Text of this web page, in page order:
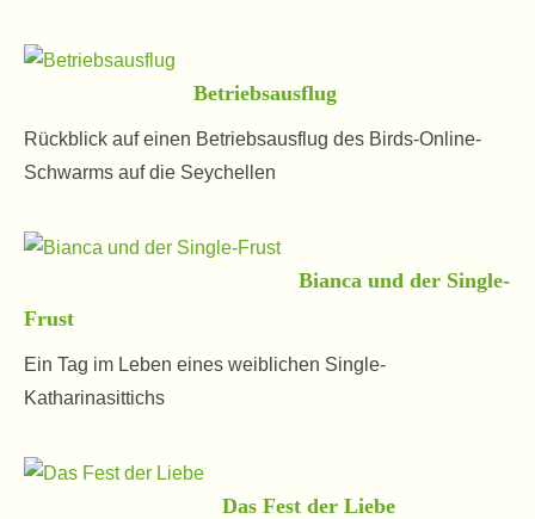
Betriebsausflug
Rückblick auf einen Betriebsausflug des Birds-Online-
Schwarms auf die Seychellen
Bianca und der Single-
Frust
Ein Tag im Leben eines weiblichen Single-
Katharinasittichs
Das Fest der Liebe